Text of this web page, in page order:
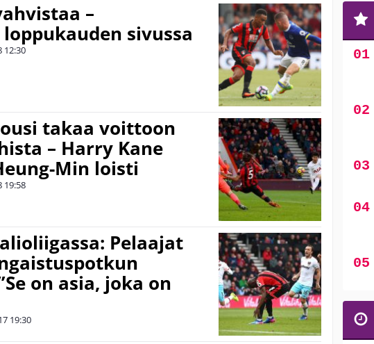
–
sivussa
12:30
takaa voittoon
– Harry Kane
Min loisti
19:58
Pelaajat
on asia, joka on
19:30